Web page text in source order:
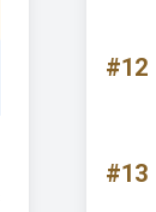
#12
#13